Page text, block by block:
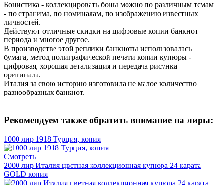
Бонистика - коллекцировать боны можно по различным темам
- по странима, по номиналам, по изображению известных
личностей.
Действуют отличные скидки на цифровые копии банкнот
периода и многое другое.
В производстве этой реплики банкноты использовалась
бумага, метод полиграфической печати копии купюры -
цифровая, хорошая детализация и передача рисунка
оригинала.
Италия за свою историю изготовила не малое количество
разнообразных банкнот.
Рекомендуем также обратить внимание на лиры:
1000 лир 1918 Турция, копия
Смотреть
2000 лир Италия цветная коллекционная купюра 24 карата
GOLD копия